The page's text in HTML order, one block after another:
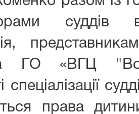
суддів
ГО «ВГЦ
спеціалізації
права